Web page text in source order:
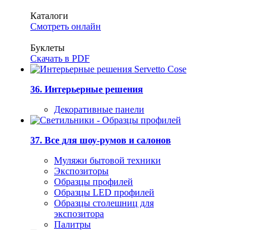
Каталоги
Смотреть онлайн
Буклеты
Скачать в PDF
36. Интерьерные решения
Декоративные панели
37. Все для шоу-румов и салонов
Муляжи бытовой техники
Экспозиторы
Образцы профилей
Образцы LED профилей
Образцы столешниц для
экспозитора
Палитры